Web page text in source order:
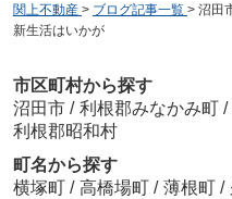
関上不動産 > ブログ記事一覧 > 沼田
新生活はいかが
市区町村から探す
沼田市 / 利根郡みなかみ町 /
利根郡昭和村
町名から探す
横塚町 / 高橋場町 / 薄根町 /